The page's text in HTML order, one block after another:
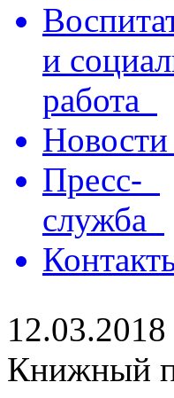
и
работа
Новости
Пресс-
служба
12.03.2018
Книжный